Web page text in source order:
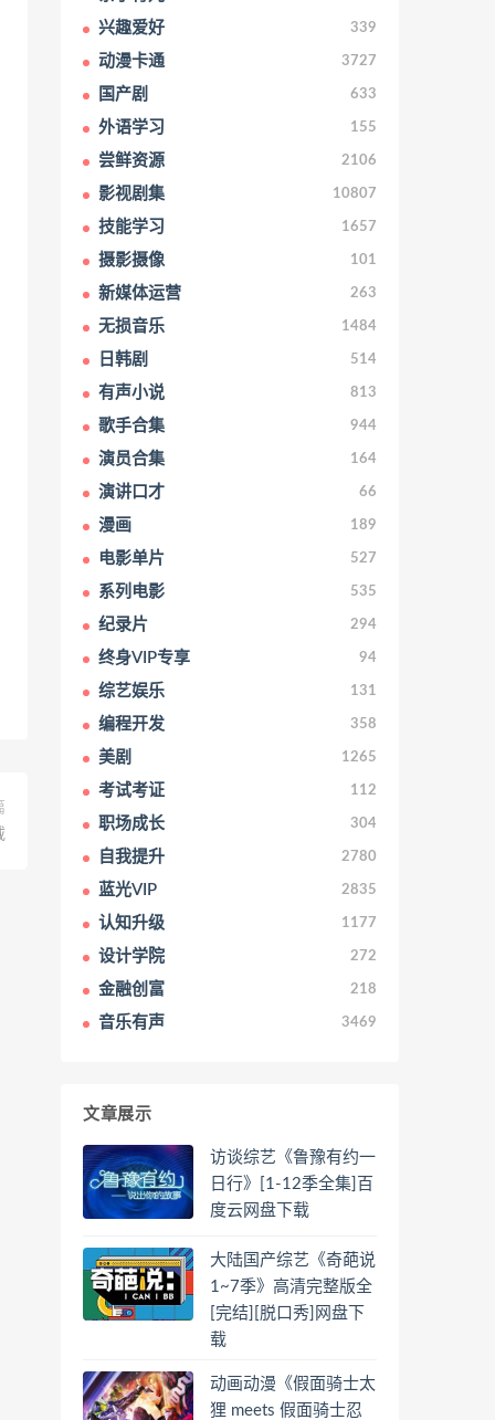
兴趣爱好 339
动漫卡通 3727
国产剧 633
外语学习 155
尝鲜资源 2106
影视剧集 10807
技能学习 1657
摄影摄像 101
新媒体运营 263
无损音乐 1484
日韩剧 514
有声小说 813
歌手合集 944
演员合集 164
演讲口才 66
漫画 189
电影单片 527
系列电影 535
纪录片 294
终身VIP专享 94
综艺娱乐 131
编程开发 358
美剧 1265
考试考证 112
职场成长 304
自我提升 2780
蓝光VIP 2835
认知升级 1177
设计学院 272
金融创富 218
音乐有声 3469
文章展示
访谈综艺《鲁豫有约一
日行》[1-12季全集]百
度云网盘下载
大陆国产综艺《奇葩说
1~7季》高清完整版全
[完结][脱口秀]网盘下
载
动画动漫《假面骑士太
狸 meets 假面骑士忍